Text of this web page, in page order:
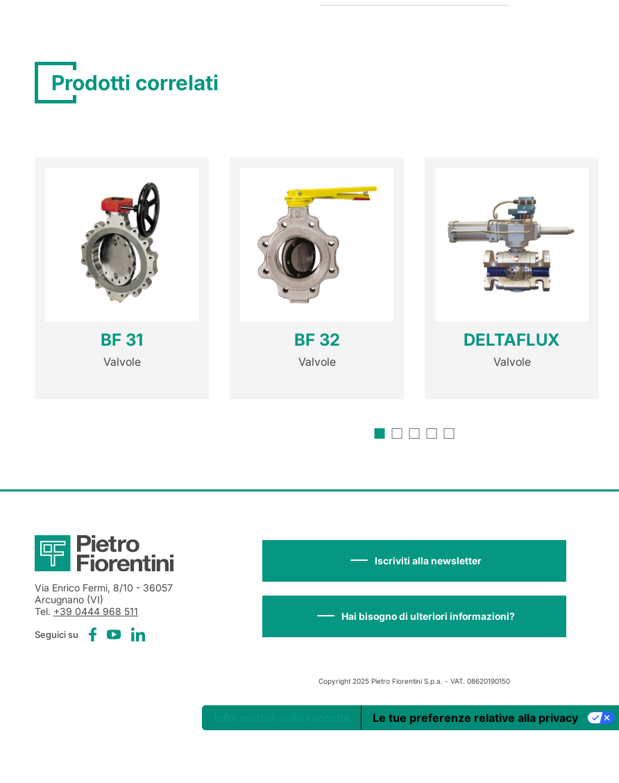
Prodotti correlati
BF 31
Valvole
BF 32
Valvole
DELTAFLUX
Valvole
Via Enrico Fermi, 8/10 - 36057
Arcugnano (VI)
Tel. +39 0444 968 511
Seguici su
Iscriviti alla newsletter
Hai bisogno di ulteriori informazioni?
Copyright 2025 Pietro Fiorentini S.p.a. - VAT. 08620190150
Le tue preferenze relative alla privacy